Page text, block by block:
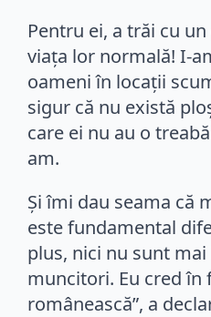
Pentru ei, a trăi cu
viața lor normală! I-
oameni în locații
sigur că nu există
care ei nu au o
am.
Și îmi dau seama că
este fundamental
plus, nici nu sunt
muncitori. Eu cred în
românească”, a